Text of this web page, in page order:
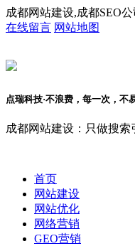
成都网站建设,成都SEO
在线留言 网站地图
点瑞科技·不浪费，每一次，不
成都网站建设：只做搜
首页
网站建设
网站优化
网络营销
GEO营销